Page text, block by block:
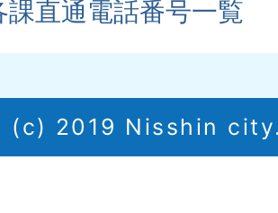
課直通電話番号一覧
(c) 2019 Nisshin